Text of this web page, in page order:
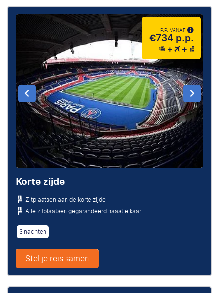
P.P. VANAF
€734 p.p.
Korte zijde
Zitplaatsen aan de korte zijde
Alle zitplaatsen gegarandeerd naast elkaar
3 nachten
Stel je reis samen